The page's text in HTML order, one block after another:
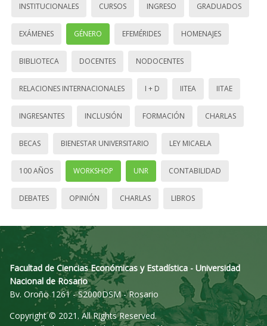
INSTITUCIONALES CURSOS INGRESO GRADUADOS
EXÁMENES GÉNERO EFEMÉRIDES HOMENAJES
BIBLIOTECA DOCENTES NODOCENTES
RELACIONES INTERNACIONALES I + D IITEA IITAE
INGRESANTES INCLUSIÓN FORMACIÓN CHARLAS
BECAS BIENESTAR UNIVERSITARIO LEY MICAELA
100 AÑOS WORKSHOP UNR CONTABILIDAD
DEBATES OPINIÓN CHARLAS LIBROS
Facultad de Ciencias Económicas y Estadística - Universidad
Nacional de Rosario
Bv. Oroño 1261 - S2000DSM - Rosario
Copyright © 2021. All Rights Reserved.